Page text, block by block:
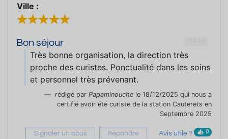
Ville :
Bon séjour
Très bonne organisation, la direction très
proche des curistes. Ponctualité dans les soins
et personnel très prévenant.
rédigé par Papaminouche le 18/12/2025 qui nous a
certifié avoir été curiste de la station Cauterets en
Septembre 2025
Signaler un abus Répondre Avis utile ? 0